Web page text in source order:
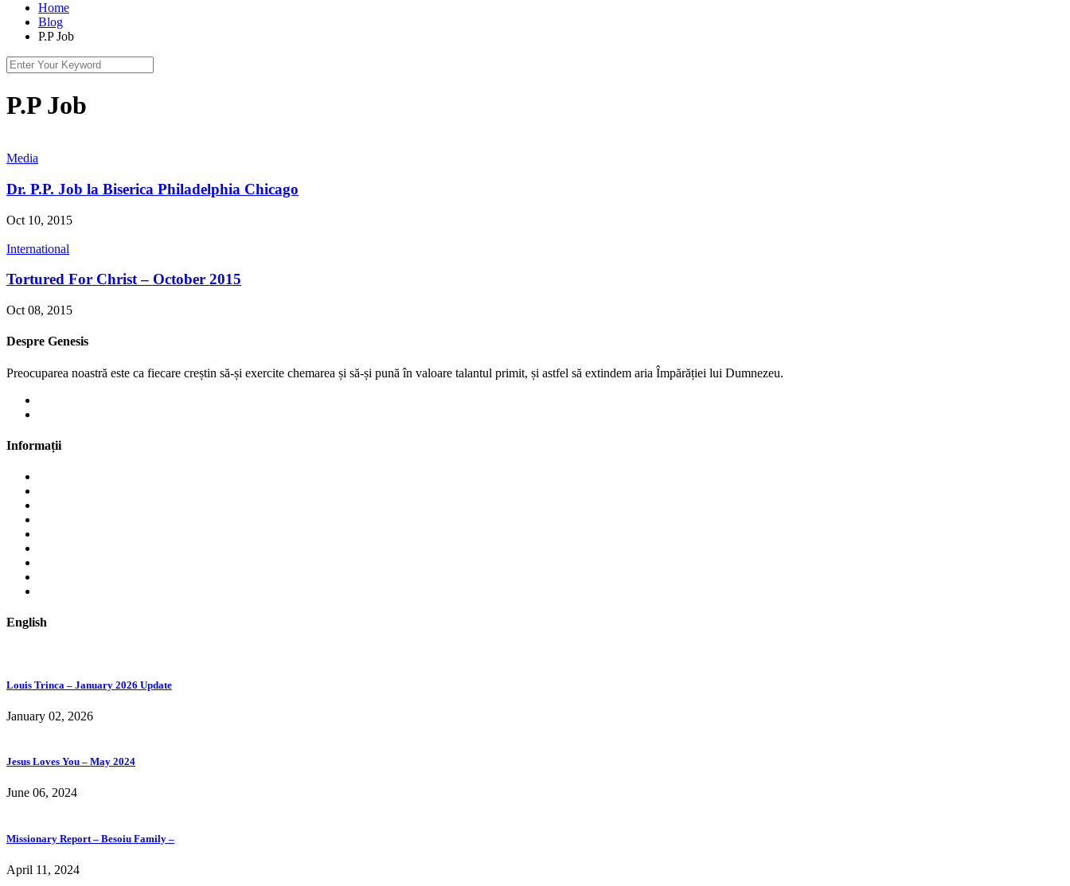
Home
Blog
P.P Job
P.P Job
Media
Dr. P.P. Job la Biserica Philadelphia Chicago
Oct 10, 2015
International
Tortured For Christ – October 2015
Oct 08, 2015
Despre Genesis
Preocuparea noastră este ca fiecare creștin să-și exercite chemarea și să-și pună în valoare talantul primit, și astfel să extindem aria Împărăției lui Dumnezeu.
Informații
English
Louis Trinca – January 2026 Update
January 02, 2026
Jesus Loves You – May 2024
June 06, 2024
Missionary Report – Besoiu Family –
April 11, 2024